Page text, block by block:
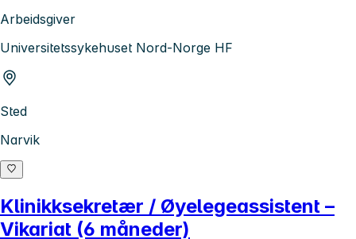
Arbeidsgiver
Universitetssykehuset Nord-Norge HF
Sted
Narvik
Klinikksekretær / Øyelegeassistent –
Vikariat (6 måneder)